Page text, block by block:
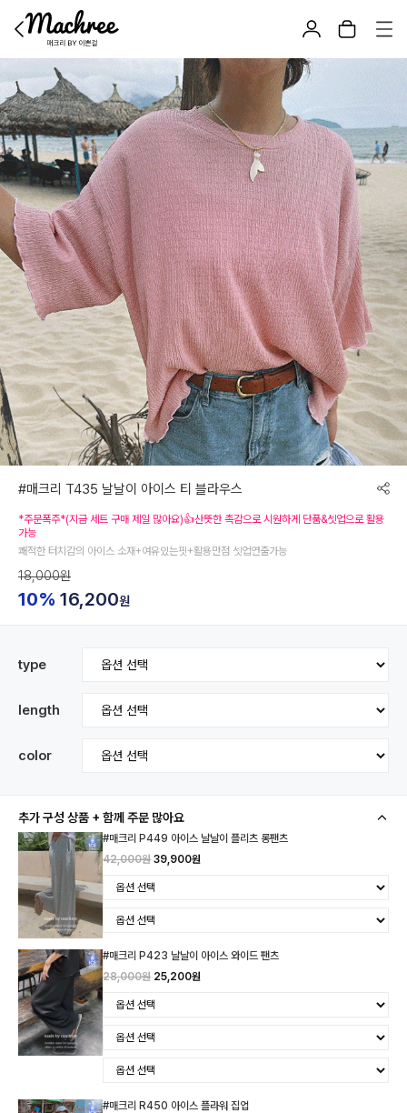
#매크리 T435 날날이 아이스 티 블라우스
*주문폭주*(지금 세트 구매 제일 많아요)👍산뜻한 촉감으로 시원하게 단품&셋업으로 활용
가능
쾌적한 터치감의 아이스 소재+여유있는핏+활용만점 셋업연출가능
18,000원
10% 16,200원
type
length
color
추가 구성 상품 + 함께 주문 많아요
#매크리 P449 아이스 날날이 플리츠 롱팬츠
42,000원 39,900원
#매크리 P423 날날이 아이스 와이드 팬츠
28,000원 25,200원
#매크리 R450 아이스 플라워 집업